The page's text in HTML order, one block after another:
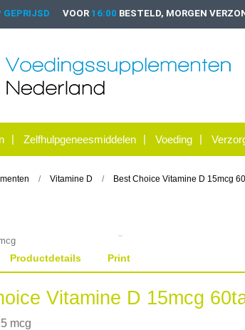
GEPRIJSD VOOR 16:00 BESTELD, MORGEN
Zelfhulpgeneesmiddelen Voeding
Vitamine D Best Choice Vitamine D 15mcg
Productdetails Print
Vitamine D 15mcg
mcg